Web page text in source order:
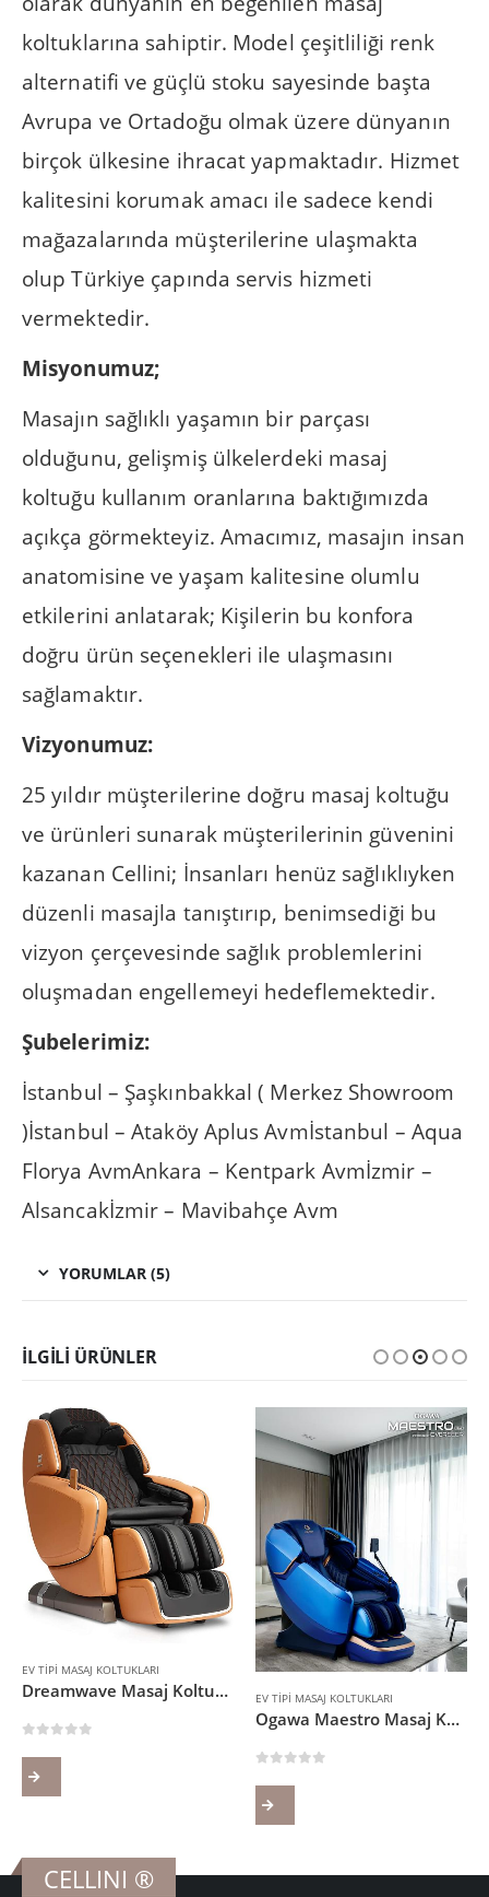
koltuklarına sahiptir. Model çeşitliliği renk
alternatifi ve güçlü stoku sayesinde başta
Avrupa ve Ortadoğu olmak üzere dünyanın
birçok ülkesine ihracat yapmaktadır. Hizmet
kalitesini korumak amacı ile sadece kendi
mağazalarında müşterilerine ulaşmakta
olup Türkiye çapında servis hizmeti
vermektedir.
Misyonumuz;
Masajın sağlıklı yaşamın bir parçası
olduğunu, gelişmiş ülkelerdeki masaj
koltuğu kullanım oranlarına baktığımızda
açıkça görmekteyiz. Amacımız, masajın insan
anatomisine ve yaşam kalitesine olumlu
etkilerini anlatarak; Kişilerin bu konfora
doğru ürün seçenekleri ile ulaşmasını
sağlamaktır.
Vizyonumuz:
25 yıldır müşterilerine doğru masaj koltuğu
ve ürünleri sunarak müşterilerinin güvenini
kazanan Cellini; İnsanları henüz sağlıklıyken
düzenli masajla tanıştırıp, benimsediği bu
vizyon çerçevesinde sağlık problemlerini
oluşmadan engellemeyi hedeflemektedir.
Şubelerimiz:
İstanbul – Şaşkınbakkal ( Merkez Showroom
)İstanbul – Ataköy Aplus Avmİstanbul – Aqua
Florya AvmAnkara – Kentpark Avmİzmir –
Alsancakİzmir – Mavibahçe Avm
YORUMLAR (5)
İLGILI ÜRÜNLER
EV TIPI MASAJ KOLTUKLARI
Dreamwave Masaj Koltuğu EV TIPI MASAJ KOLTUKLARI
Ogawa Maestro Masaj Koltuğu
CELLINI ®